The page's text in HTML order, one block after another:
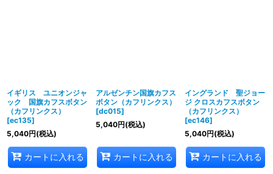
イギリス ユニオンジャ
ック 国旗カフスボタン
（カフリンクス）
[ec135]
5,040円(税込)
カートに入れる
アルゼンチン国旗カフス
ボタン（カフリンクス）
[dc015]
5,040円(税込)
カートに入れる
イングランド 聖ジョー
ジ クロスカフスボタン
（カフリンクス）
[ec146]
5,040円(税込)
カートに入れる